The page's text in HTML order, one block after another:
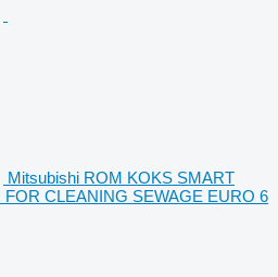
Mitsubishi ROM KOKS SMART
CLEANING SEWAGE EURO 6